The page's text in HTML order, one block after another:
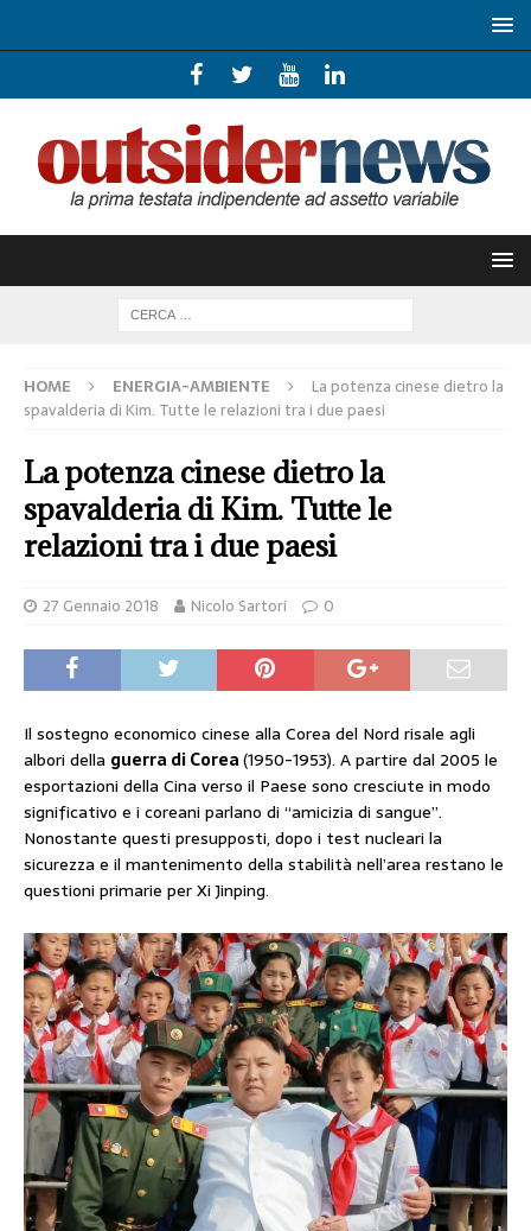
HOME ENERGIA-AMBIENTE
La potenza cinese dietro la
spavalderia di Kim. Tutte le relazioni tra i due paesi
La potenza cinese dietro la
spavalderia di Kim. Tutte le
relazioni tra i due paesi
27 Gennaio 2018 Nicolo Sartori 0
Il sostegno economico cinese alla Corea del Nord risale agli
albori della guerra di Corea(1950-1953). A partire dal 2005 le
esportazioni della Cina verso il Paese sono cresciute in modo
significativo e i coreani parlano di “amicizia di sangue”.
Nonostante questi presupposti, dopo i test nucleari la
sicurezza e il mantenimento della stabilità nell’area restano le
questioni primarie per Xi Jinping.